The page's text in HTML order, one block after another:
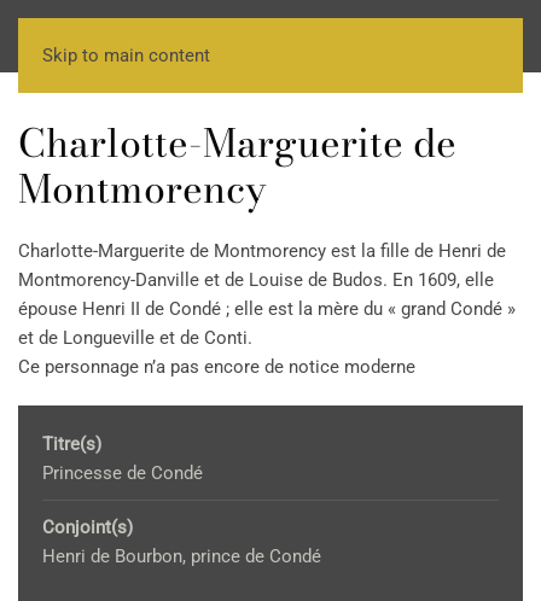
Skip to main content
Charlotte-Marguerite de
Montmorency
Charlotte-Marguerite de Montmorency est la fille de Henri de
Montmorency-Danville et de Louise de Budos. En 1609, elle
épouse Henri II de Condé ; elle est la mère du « grand Condé »
et de Longueville et de Conti.
Ce personnage n’a pas encore de notice moderne
Titre(s)
Princesse de Condé
Conjoint(s)
Henri de Bourbon, prince de Condé